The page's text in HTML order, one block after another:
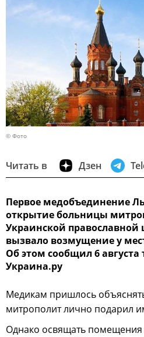
© Фото
Читать в Дзен
Первое медобъединение
открытие больницы
Украинской православной
вызвало возмущение у
Об этом сообщил 6 августа
Украина.ру
Медикам пришлось
митрополит лично подарил
Однако освящать помещения